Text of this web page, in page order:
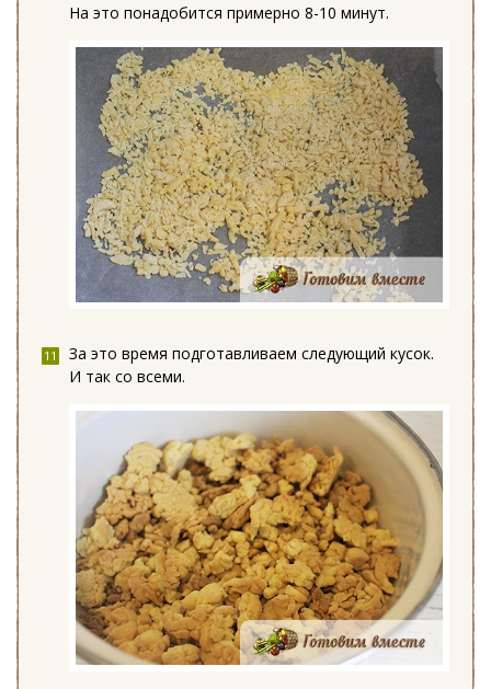
На это понадобится примерно 8-10 минут.
За это время подготавливаем следующий кусок.
И так со всеми.